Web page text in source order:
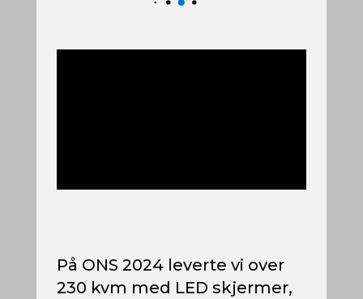
På ONS 2024 leverte vi over
230 kvm med LED skjermer,